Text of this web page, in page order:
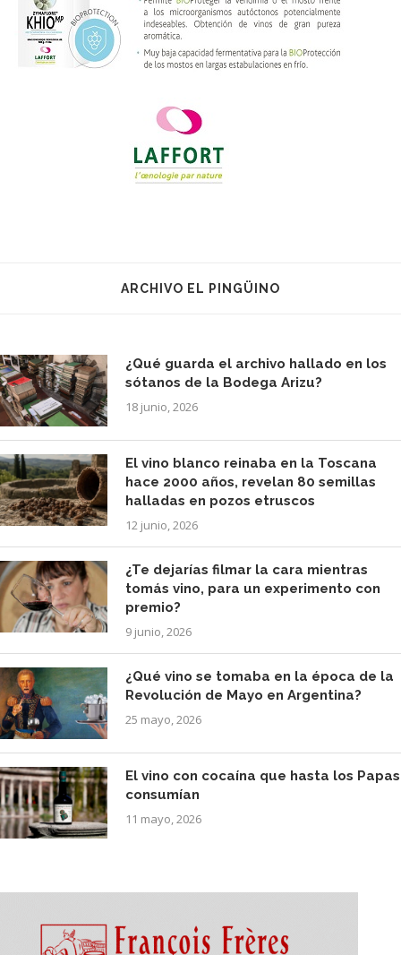
ARCHIVO EL PINGÜINO
¿Qué guarda el archivo hallado en los
sótanos de la Bodega Arizu?
18 junio, 2026
El vino blanco reinaba en la Toscana
hace 2000 años, revelan 80 semillas
halladas en pozos etruscos
12 junio, 2026
¿Te dejarías filmar la cara mientras
tomás vino, para un experimento con
premio?
9 junio, 2026
¿Qué vino se tomaba en la época de la
Revolución de Mayo en Argentina?
25 mayo, 2026
El vino con cocaína que hasta los Papas
consumían
11 mayo, 2026